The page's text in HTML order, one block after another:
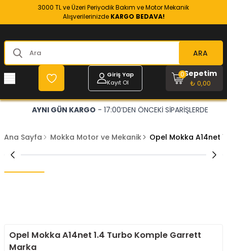
3000 TL ve Üzeri Periyodik Bakım ve Motor Mekanik
Alışverilerinizde KARGO BEDAVA!
ARA
Giriş Yap
Kayıt Ol
Sepetim
₺ 0,00
0
AYNI GÜN KARGO - 17:00’DEN ÖNCEKİ SİPARİŞLERDE
Ana Sayfa Mokka Motor ve Mekanik Opel Mokka A14net
Opel Mokka A14net 1.4 Turbo Komple Garrett
Marka